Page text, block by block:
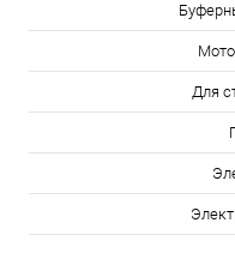
Для